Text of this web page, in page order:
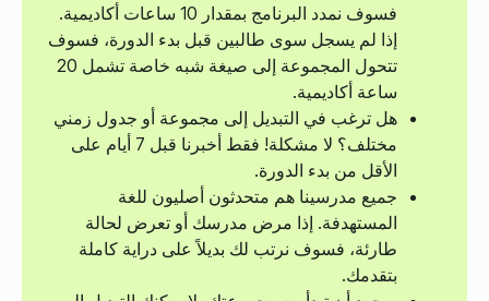
فسوف نمدد البرنامج بمقدار 10 ساعات أكاديمية.
إذا لم يسجل سوى طالبين قبل بدء الدورة، فسوف
تتحول المجموعة إلى صيغة شبه خاصة تشمل 20
ساعة أكاديمية.
هل ترغب في التبديل إلى مجموعة أو جدول زمني
مختلف؟ لا مشكلة! فقط أخبرنا قبل 7 أيام على
الأقل من بدء الدورة.
جميع مدرسينا هم متحدثون أصليون للغة
المستهدفة. إذا مرض مدرسك أو تعرض لحالة
طارئة، فسوف نرتب لك بديلاً على دراية كاملة
بتقدمك.